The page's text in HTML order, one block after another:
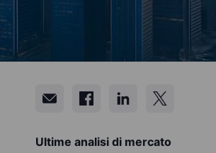
Ultime analisi di mercato